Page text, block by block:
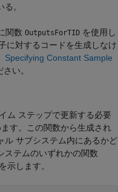
。
関数 OutputsForTID を使用し
に対するコードを生成しなけ
Specifying Constant Sample
い。
ム ステップで更新する必要
ます。この関数から生成され
ル サブシステム内にあるかど
ステムのいずれかの関数
示します。